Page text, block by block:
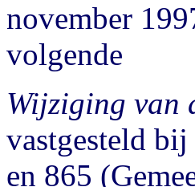
november
volgende
Wijziging van
vastgesteld
en 865